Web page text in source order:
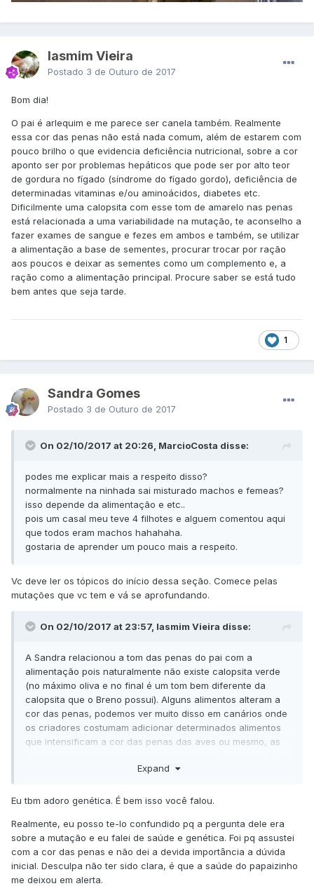
Iasmim Vieira
Postado 3 de Outuro de 2017
Bom dia!
O pai é arlequim e me parece ser canela também. Realmente
essa cor das penas não está nada comum, além de estarem com
pouco brilho o que evidencia deficiência nutricional, sobre a cor
aponto ser por problemas hepáticos que pode ser por alto teor
de gordura no fígado (síndrome do fígado gordo), deficiência de
determinadas vitaminas e/ou aminoácidos, diabetes etc.
Dificilmente uma calopsita com esse tom de amarelo nas penas
está relacionada a uma variabilidade na mutação, te aconselho a
fazer exames de sangue e fezes em ambos e também, se utilizar
a alimentação a base de sementes, procurar trocar por ração
aos poucos e deixar as sementes como um complemento e, a
ração como a alimentação principal. Procure saber se está tudo
bem antes que seja tarde.
1
Sandra Gomes
Postado 3 de Outuro de 2017
On 02/10/2017 at 20:26, MarcioCosta disse:
podes me explicar mais a respeito disso?
normalmente na ninhada sai misturado machos e femeas?
isso depende da alimentação e etc..
pois um casal meu teve 4 filhotes e alguem comentou aqui
que todos eram machos hahahaha.
gostaria de aprender um pouco mais a respeito.
Vc deve ler os tópicos do início dessa seção. Comece pelas
mutações que vc tem e vá se aprofundando.
On 02/10/2017 at 23:57, Iasmim Vieira disse:
A Sandra relacionou a tom das penas do pai com a
alimentação pois naturalmente não existe calopsita verde
(no máximo oliva e no final é um tom bem diferente da
calopsita que o Breno possui). Alguns alimentos alteram a
cor das penas, podemos ver muito disso em canários onde
os criadores costumam adicionar determinados alimentos
que intensificam a cor das penas das aves ou mesmo, as
nas penas e diminui a longevidade da ave. O fato de os
é pura "sorte" ou "azar", se preferir rsrs. Nas aves, ao
os machos. Então, se nasceram somente machos, sua
fêmea produziu óvulos heterozigotos (onde definiu o sexo
dos filhotes como machos).
Procure por genética de mutações de calopsitas no google,
Expand
Eu tbm adoro genética. É bem isso você falou.
Realmente, eu posso te-lo confundido pq a pergunta dele era
sobre a mutação e eu falei de saúde e genética. Foi pq assustei
com a cor das penas e não dei a devida importância a dúvida
inicial. Desculpa não ter sido clara, é que a saúde do papaizinho
me deixou em alerta.